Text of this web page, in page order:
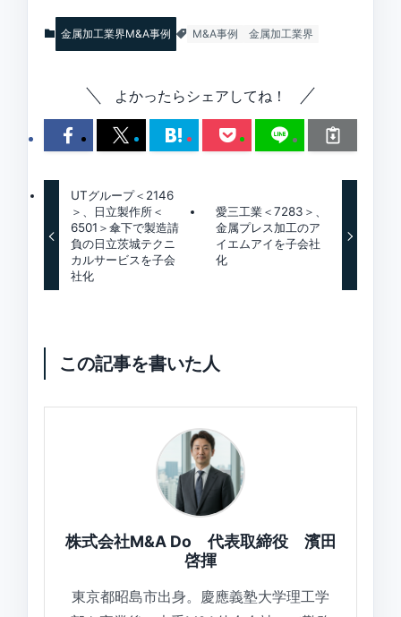
金属加工業界M&A事例 M&A事例 金属加工業界
よかったらシェアしてね！
UTグループ＜2146
＞、日立製作所＜
6501＞傘下で製造請
負の日立茨城テクニ
カルサービスを子会
社化
愛三工業＜7283＞、
金属プレス加工のア
イエムアイを子会社
化
この記事を書いた人
株式会社M&A Do 代表取締役 濱田
啓揮
東京都昭島市出身。慶應義塾大学理工学